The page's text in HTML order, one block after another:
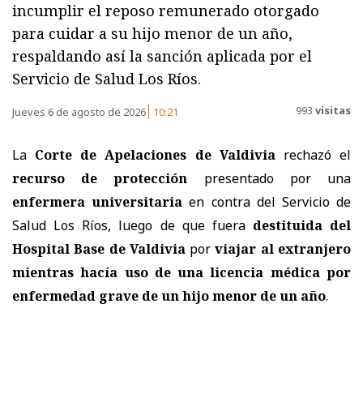
incumplir el reposo remunerado otorgado
para cuidar a su hijo menor de un año,
respaldando así la sanción aplicada por el
Servicio de Salud Los Ríos.
Jueves 6 de agosto de 2026 10:21 993 visitas
La Corte de Apelaciones de Valdiviarechazó el
recurso de protección presentado por una
enfermera universitaria en contra del Servicio de
Salud Los Ríos, luego de que fuera destituida del
Hospital Base de Valdiviaporviajar al extranjero
mientras hacía uso de una licencia médica por
enfermedad grave de un hijo menor de un año.